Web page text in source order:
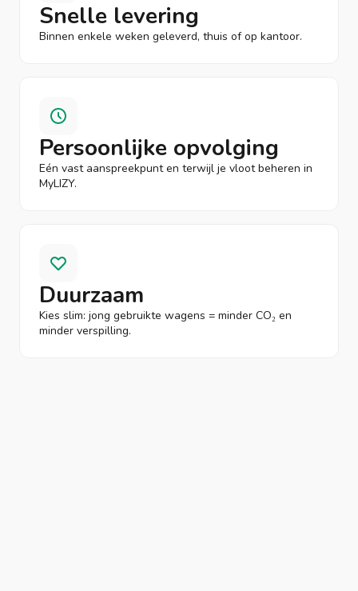
Snelle levering
Binnen enkele weken geleverd, thuis of op kantoor.
Persoonlijke opvolging
Eén vast aanspreekpunt en terwijl je vloot beheren in
MyLIZY.
Duurzaam
Kies slim: jong gebruikte wagens = minder CO₂ en
minder verspilling.